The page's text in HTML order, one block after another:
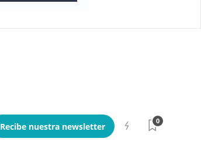
Recibe nuestra newsletter
0